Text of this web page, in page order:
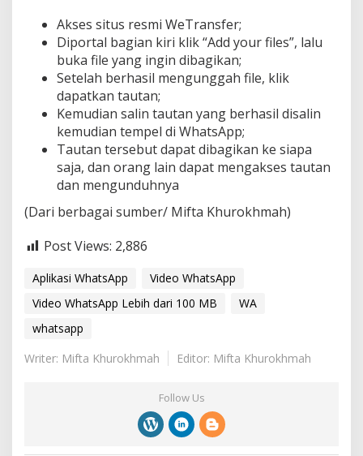
Akses situs resmi WeTransfer;
Diportal bagian kiri klik “Add your files”, lalu
buka file yang ingin dibagikan;
Setelah berhasil mengunggah file, klik
dapatkan tautan;
Kemudian salin tautan yang berhasil disalin
kemudian tempel di WhatsApp;
Tautan tersebut dapat dibagikan ke siapa
saja, dan orang lain dapat mengakses tautan
dan mengunduhnya
(Dari berbagai sumber/ Mifta Khurokhmah)
Post Views: 2,886
Aplikasi WhatsApp
Video WhatsApp
Video WhatsApp Lebih dari 100 MB
WA
whatsapp
Writer: Mifta Khurokhmah
Editor: Mifta Khurokhmah
Follow Us